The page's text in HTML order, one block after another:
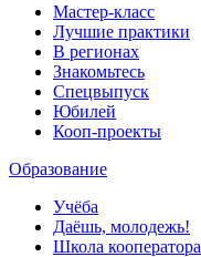
Мастер-класс
Лучшие практики
В регионах
Знакомьтесь
Спецвыпуск
Юбилей
Кооп-проекты
Образование
Учёба
Даёшь, молодежь!
Школа кооператора